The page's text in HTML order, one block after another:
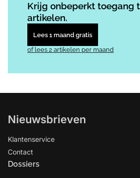
Krijg onbeperkt toegang
artikelen.
Lees 1 maand gratis
of lees 2 artikelen per maand
Nieuwsbrieven
Klantenservice
Contact
Dossiers